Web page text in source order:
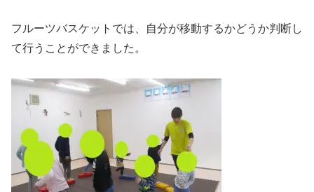
フルーツバスケットでは、自分が移動するかどうか判断し
て行うことができました。